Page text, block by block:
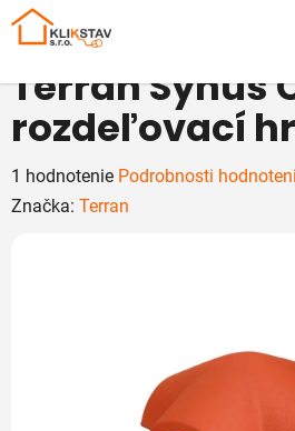
Prejsť
Terran Synus
rozdeľovací
Priemerné
hodnotenie
1 hodnotenie Podrobnosti
Značka: Terran